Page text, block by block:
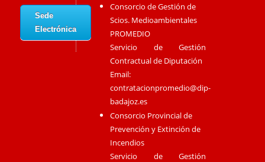
Sede
Electrónica
Consorcio de Gestión de
Scios. Medioambientales
PROMEDIO
Servicio de Gestión
Contractual de Diputación
Email:
contratacionpromedio@dip-
badajoz.es
Consorcio Provincial de
Prevención y Extinción de
Incendios
Servicio de Gestión